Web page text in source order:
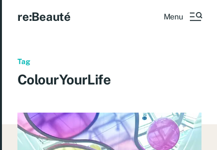
re:Beauté Menu
Tag
ColourYourLife